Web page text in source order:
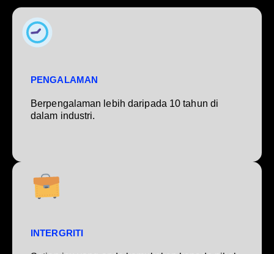
PENGALAMAN
Berpengalaman lebih daripada 10 tahun di
dalam industri.
INTERGRITI